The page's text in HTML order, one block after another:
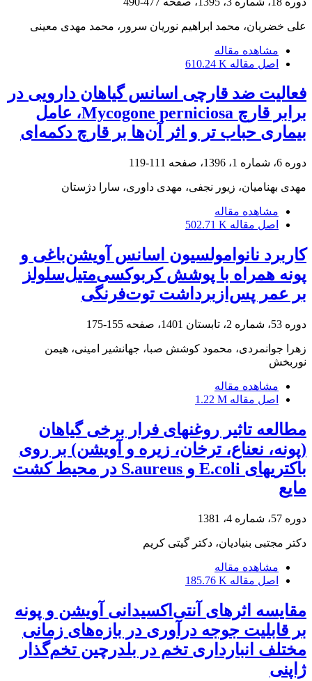
علی خضریان، محمد ابراهیم نوریان سرور، محمد مهدی معینی
مشاهده مقاله
اصل مقاله 610.24 K
فعالیت ضد قارچی اسانس‌ گیاهان دارویی در
برابر قارچ Mycogone perniciosa، عامل
بیماری حباب تر و اثر آن‌ها بر قارچ دکمه‌ای
دوره 6، شماره 1، 1396، صفحه 111-119
مهدی بهنامیان، زیور نجفی، مهدی داوری، سارا دژستان
مشاهده مقاله
اصل مقاله 502.71 K
کاربرد نانو‌امولسیون اسانس آویشن‌باغی و
پونه همراه با پوشش کربوکسی‌متیل‌سلولز
بر عمر پس‌از‌برداشت توت‌فرنگی
دوره 53، شماره 2، تابستان 1401، صفحه 155-175
زهرا جوانمردی، محمود کوشش صبا، جهانشیر امینی، هیمن
نوربخش
مشاهده مقاله
اصل مقاله 1.22 M
مطالعه تاثیر روغنهای فرار برخی گیاهان
(پونه، نعناع، ترخان، زیره و آویشن) بر روی
باکتریهای E.coli و S.aureus در محیط کشت
مایع
دوره 57، شماره 4، 1381
دکتر مجتبی بنیادیان، دکتر گیتی کریم
مشاهده مقاله
اصل مقاله 185.76 K
مقایسه اثرهای آنتی‌اکسیدانی آویشن و پونه
بر قابلیت جوجه درآوری در بازه‌های زمانی
مختلف انبارداری تخم در بلدرچین تخم‌گذار
ژاپنی